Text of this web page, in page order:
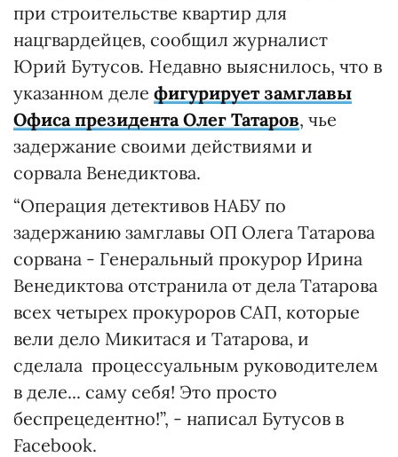
при строительстве квартир для
нацгвардейцев, сообщил журналист
Юрий Бутусов. Недавно выяснилось, что в
указанном деле фигурирует замглавы
Офиса президента Олег Татаров, чье
задержание своими действиями и
сорвала Венедиктова.
“Операция детективов НАБУ по
задержанию замглавы ОП Олега Татарова
сорвана - Генеральный прокурор Ирина
Венедиктова отстранила от дела Татарова
всех четырех прокуроров САП, которые
вели дело Микитася и Татарова, и
сделала процессуальным руководителем
в деле... саму себя! Это просто
беспрецедентно!”, - написал Бутусов в
Facebook.